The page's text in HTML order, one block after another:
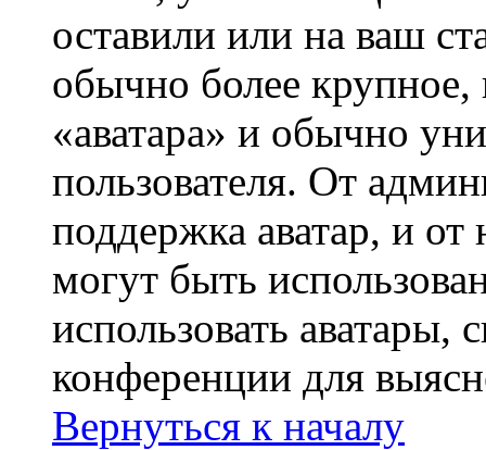
оставили или на ваш
обычно более крупное,
«аватара» и обычно
пользователя. От
поддержка аватар, и от
могут быть
использовать аватары,
конференции для
Вернуться к началу